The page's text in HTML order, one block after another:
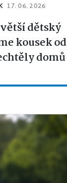
17. 06. 2026
dětský
kousek od
domů